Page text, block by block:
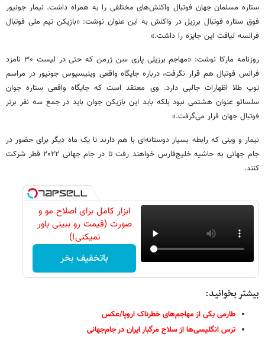
ستاره مسلمان جهان فوتبال واکنش‌های مختلفی را به همراه داشت. نیمار جونیور
فوق ستاره فوتبال برزیل در واکنش به این عنوان نوشت: «بازیکن تیم ملی فوتبال
فرانسه لیاقت این جایزه را داشت.»
روزنامه مارکا نوشت: «مهاجم برزیلی پاری سن ژرمن که حتی در لیست ۳۰ نامزد
فرانس فوتبال هم قرار نگرفت، درباره جایگاه واقعی وینیسیوس جونیور در مراسم
توپ طلا اظهارات جالبی دارد. وی معتقد است که جایگاه واقعی ستاره جوان
سلسائو عنوان هشتمی نبود بلکه باید این بازیکن جوان باید در جمع سه نفر برتر
فوتبال جهان قرار می‌گرفت.»
نیمار و وینی که رابطه بسیار دوستانه‌ای با هم دارند تا یک ماه دیگر برای حضور در
جام جهانی به حاشیه خلیج‌فارس خواهند رفت تا در جام جهانی ۲۰۲۲ قطر شرکت
کنند.
ابزار کامل برای اصلاح مو و
صورت (قیمت رو ببینی باور
نمیکنی!)
باتخفیف بخر
بیشتر بخوانید:
طارمی یکی از مهاجم‌های خطرناک اروپا/عکس
ترس انگلیسی‌ها از سلاح مرگبار ایران در جام‌جهانی